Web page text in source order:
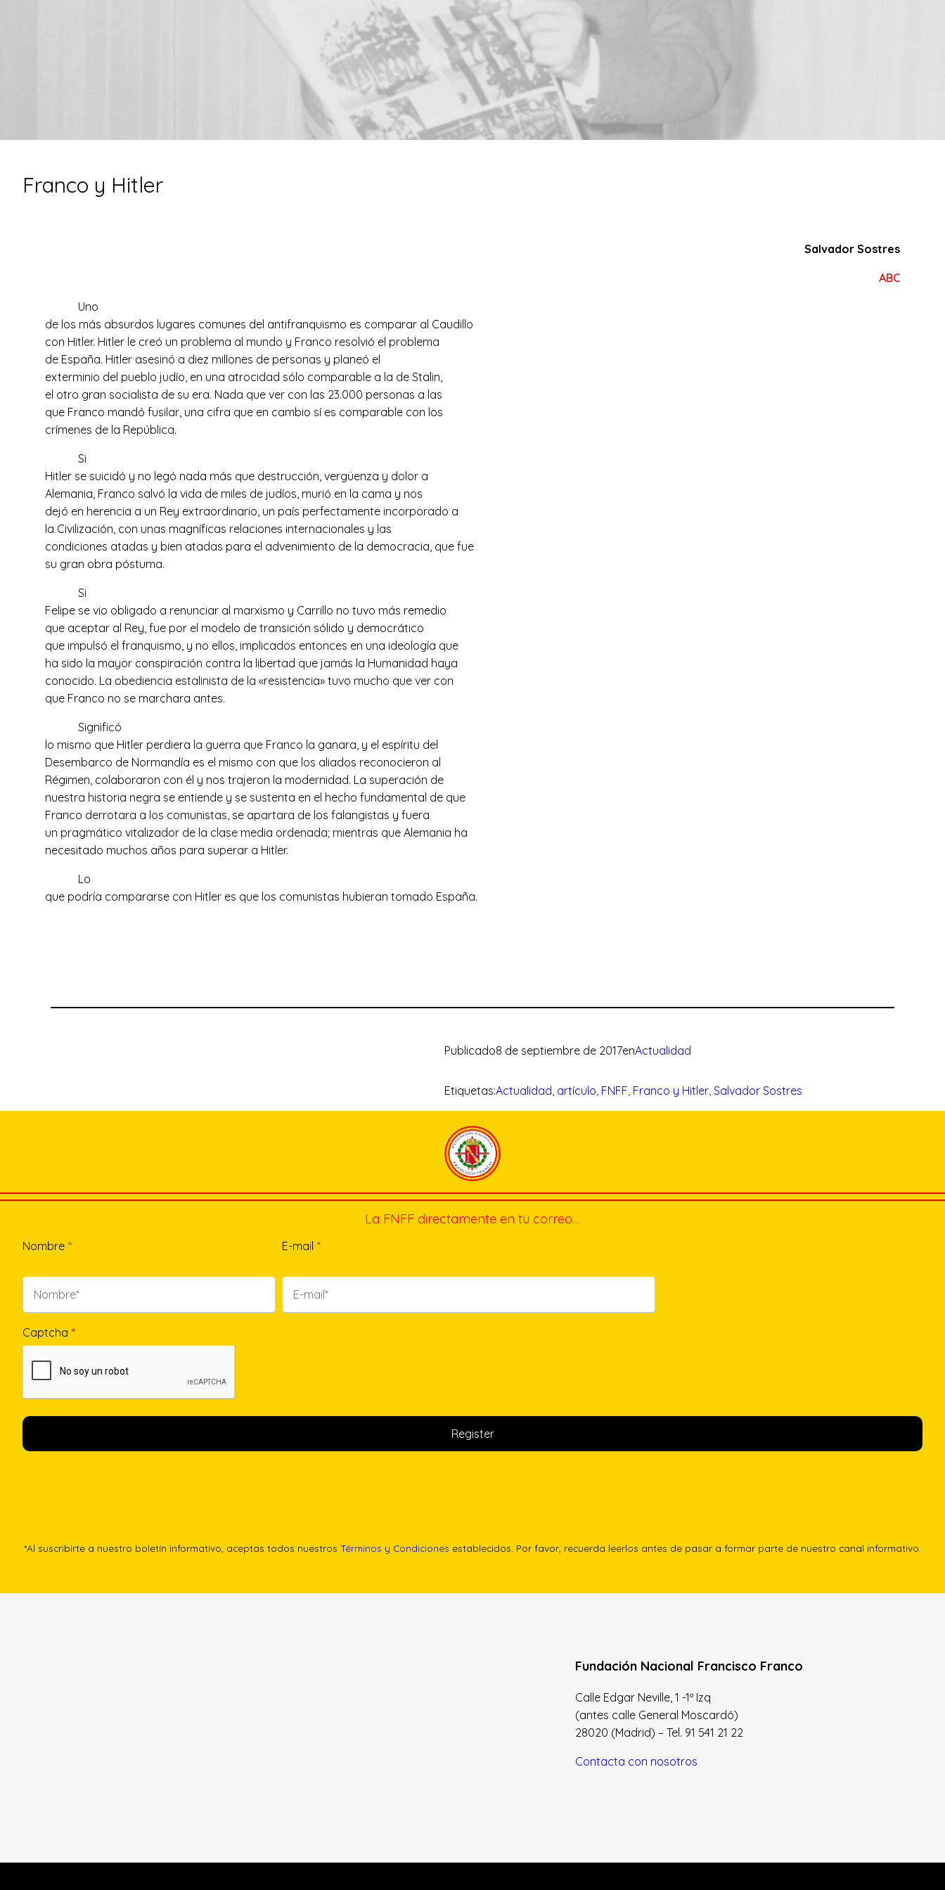
Franco y Hitler
Salvador Sostres
ABC
Uno
de los más absurdos lugares comunes del antifranquismo es comparar al Caudillo
con Hitler. Hitler le creó un problema al mundo y Franco resolvió el problema
de España. Hitler asesinó a diez millones de personas y planeó el
exterminio del pueblo judío, en una atrocidad sólo comparable a la de Stalin,
el otro gran socialista de su era. Nada que ver con las 23.000 personas a las
que Franco mandó fusilar, una cifra que en cambio sí es comparable con los
crímenes de la República.
Si
Hitler se suicidó y no legó nada más que destrucción, vergüenza y dolor a
Alemania, Franco salvó la vida de miles de judíos, murió en la cama y nos
dejó en herencia a un Rey extraordinario, un país perfectamente incorporado a
la Civilización, con unas magníficas relaciones internacionales y las
condiciones atadas y bien atadas para el advenimiento de la democracia, que fue
su gran obra póstuma.
Si
Felipe se vio obligado a renunciar al marxismo y Carrillo no tuvo más remedio
que aceptar al Rey, fue por el modelo de transición sólido y democrático
que impulsó el franquismo, y no ellos, implicados entonces en una ideología que
ha sido la mayor conspiración contra la libertad que jamás la Humanidad haya
conocido. La obediencia estalinista de la «resistencia» tuvo mucho que ver con
que Franco no se marchara antes.
Significó
lo mismo que Hitler perdiera la guerra que Franco la ganara, y el espíritu del
Desembarco de Normandía es el mismo con que los aliados reconocieron al
Régimen, colaboraron con él y nos trajeron la modernidad. La superación de
nuestra historia negra se entiende y se sustenta en el hecho fundamental de que
Franco derrotara a los comunistas, se apartara de los falangistas y fuera
un pragmático vitalizador de la clase media ordenada; mientras que Alemania ha
necesitado muchos años para superar a Hitler.
Lo
que podría compararse con Hitler es que los comunistas hubieran tomado España.
Publicado8 de septiembre de 2017enActualidad
Etiquetas:Actualidad, artículo, FNFF, Franco y Hitler, Salvador Sostres
La FNFF directamente en tu correo…
Nombre * E-mail *
Captcha *
*Al suscribirte a nuestro boletín informativo, aceptas todos nuestros Términos y Condiciones establecidos. Por favor, recuerda leerlos antes de pasar a formar parte de nuestro canal informativo.
Fundación Nacional Francisco Franco
Calle Edgar Neville, 1 -1º Izq
(antes calle General Moscardó)
28020 (Madrid) – Tel. 91 541 21 22
Contacta con nosotros